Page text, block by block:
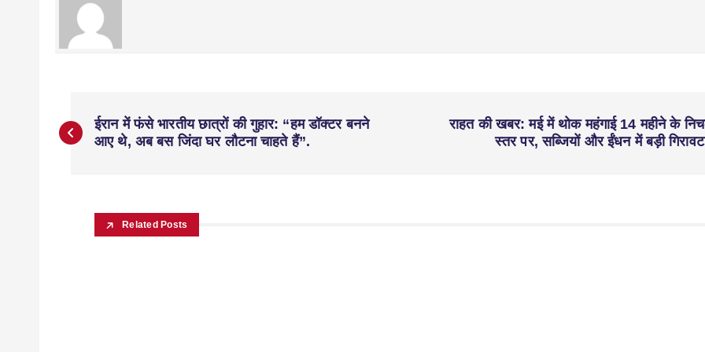
ईरान में फंसे भारतीय छात्रों की गुहार: “हम डॉक्टर बनने
आए थे, अब बस जिंदा घर लौटना चाहते हैं”.
राहत की खबर: मई में थोक महंगाई 14 महीने के
स्तर पर, सब्जियों और ईंधन में बड़ी
Related Posts